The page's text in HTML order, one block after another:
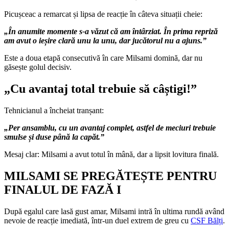
Picușceac a remarcat și lipsa de reacție în câteva situații cheie:
„În anumite momente s-a văzut că am întârziat. În prima repriză
am avut o ieșire clară unu la unu, dar jucătorul nu a ajuns.”
Este a doua etapă consecutivă în care Milsami domină, dar nu
găsește golul decisiv.
„Cu avantaj total trebuie să câștigi!”
Tehnicianul a încheiat tranșant:
„Per ansamblu, cu un avantaj complet, astfel de meciuri trebuie
smulse și duse până la capăt.”
Mesaj clar: Milsami a avut totul în mână, dar a lipsit lovitura finală.
MILSAMI SE PREGĂTEȘTE PENTRU
FINALUL DE FAZĂ I
După egalul care lasă gust amar, Milsami intră în ultima rundă având
nevoie de reacție imediată, într-un duel extrem de greu cu CSF Bălți.